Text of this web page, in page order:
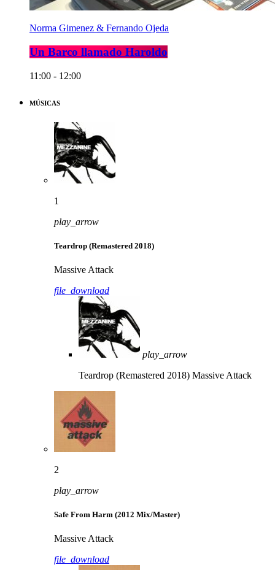
Norma Gimenez & Fernando Ojeda
Un Barco llamado Haroldo
11:00 - 12:00
MÚSICAS
1
play_arrow
Teardrop (Remastered 2018)
Massive Attack
file_download
play_arrow
Teardrop (Remastered 2018) Massive Attack
2
play_arrow
Safe From Harm (2012 Mix/Master)
Massive Attack
file_download